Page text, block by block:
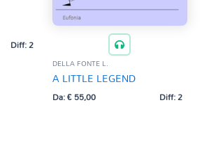
Diff: 2
DELLA FONTE L.
A LITTLE LEGEND
Da:€55,00 Diff: 2